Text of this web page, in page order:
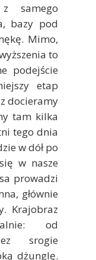
samego
bazy pod
Mimo,
to
podejście
etap
docieramy
tam kilka
tego dnia
w dół po
w nasze
prowadzi
głównie
Krajobraz
od
srogie
dżunglę.